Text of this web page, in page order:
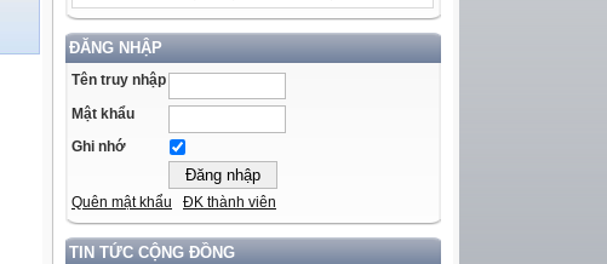
ĐĂNG NHẬP
Tên truy nhập
Mật khẩu
Ghi nhớ
Quên mật khẩu ĐK thành viên
TIN TỨC CỘNG ĐỒNG